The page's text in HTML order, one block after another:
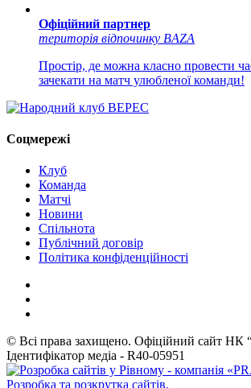
Офіційний партнер
територія відпочинку BAZA
Простір, де можна класно провести
зачекати на матч улюбленої команди!
Соцмережі
Клуб
Команда
Матчі
Новини
Спільнота
Публічний договір
Політика конфіденційності
© Всі права захищено. Офіційний сайт НК
Ідентифікатор медіа - R40-05951